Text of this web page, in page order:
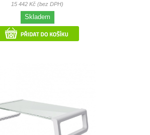
15 442 Kč (bez DPH)
Skladem